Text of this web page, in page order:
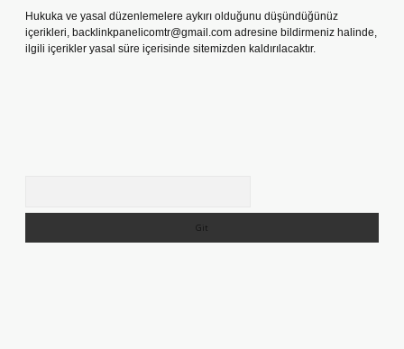
Hukuka ve yasal düzenlemelere aykırı olduğunu düşündüğünüz
içerikleri, backlinkpanelicomtr@gmail.com adresine bildirmeniz halinde,
ilgili içerikler yasal süre içerisinde sitemizden kaldırılacaktır.